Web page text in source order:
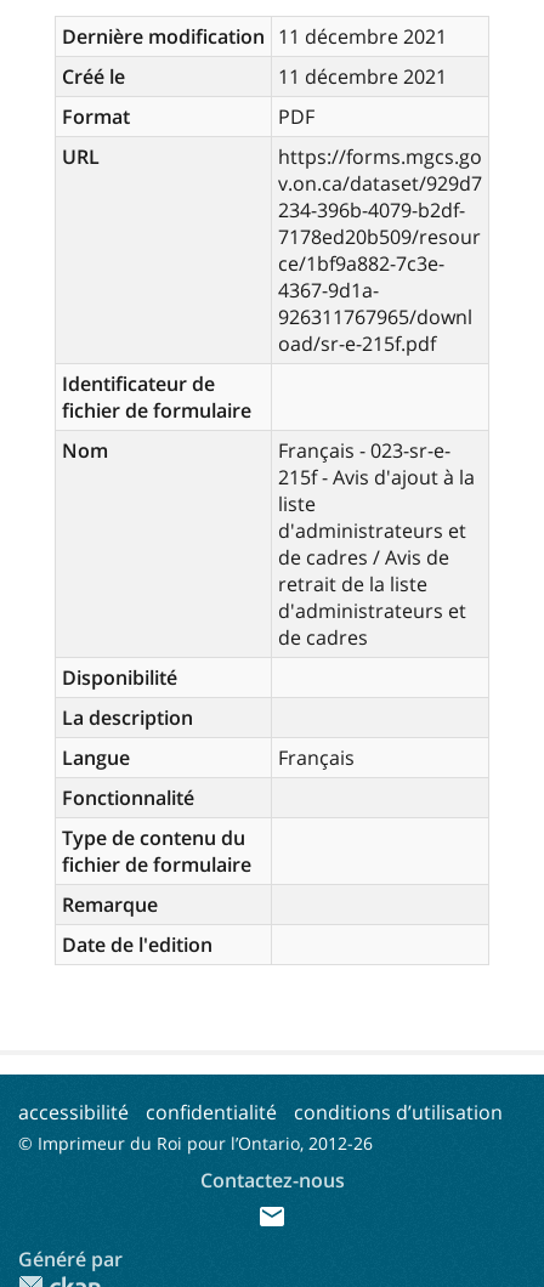
Dernière modification 11 décembre 2021
Créé le
11 décembre 2021
Format
PDF
URL
https://forms.mgcs.go
v.on.ca/dataset/929d7
234-396b-4079-b2df-
7178ed20b509/resour
ce/1bf9a882-7c3e-
4367-9d1a-
926311767965/downl
oad/sr-e-215f.pdf
Identificateur de
fichier de formulaire
Nom
Français - 023-sr-e-
215f - Avis d'ajout à la
liste
d'administrateurs et
de cadres / Avis de
retrait de la liste
d'administrateurs et
de cadres
Disponibilité
La description
Langue
Français
Fonctionnalité
Type de contenu du
fichier de formulaire
Remarque
Date de l'edition
accessibilité confidentialité conditions d’utilisation
© Imprimeur du Roi pour l’Ontario, 2012-26
Contactez-nous
mail
Généré par